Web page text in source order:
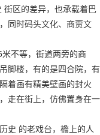
街区的差异，也承载着巴
同时码头文化、商贾文
不等，街道两旁的商
脚楼，有的是四合院，有
着画有精美壁画的封火
走在街上，仿佛置身在一
史 的老戏台，檐上的人